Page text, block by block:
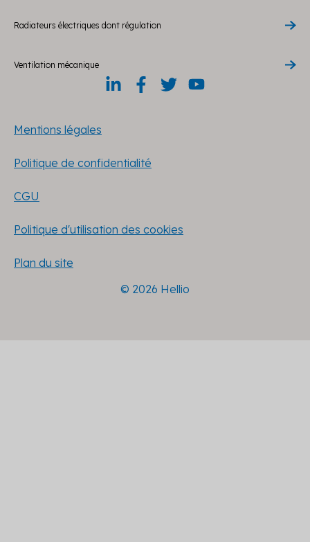
Radiateurs électriques dont régulation
Ventilation mécanique
Mentions légales
Politique de confidentialité
CGU
Politique d'utilisation des cookies
Plan du site
© 2026 Hellio